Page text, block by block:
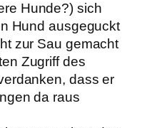
Hunde?) sich
Hund ausgeguckt
zur Sau gemacht
Zugriff des
dass er
da raus